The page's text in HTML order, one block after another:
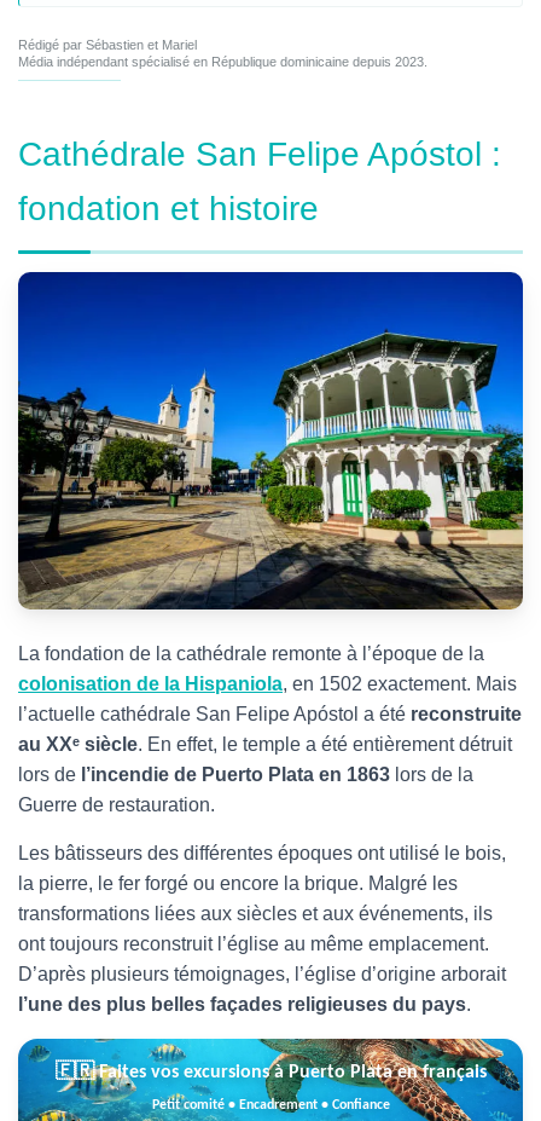
Rédigé par Sébastien et Mariel
Média indépendant spécialisé en République dominicaine depuis 2023.
Cathédrale San Felipe Apóstol :
fondation et histoire
La fondation de la cathédrale remonte à l’époque de la
colonisation de la Hispaniola, en 1502 exactement. Mais
l’actuelle cathédrale San Felipe Apóstol a été reconstruite
au XXᵉ siècle. En effet, le temple a été entièrement détruit
lors de l’incendie de Puerto Plata en 1863 lors de la
Guerre de restauration.
Les bâtisseurs des différentes époques ont utilisé le bois,
la pierre, le fer forgé ou encore la brique. Malgré les
transformations liées aux siècles et aux événements, ils
ont toujours reconstruit l’église au même emplacement.
D’après plusieurs témoignages, l’église d’origine arborait
l’une des plus belles façades religieuses du pays.
🇫🇷 Faites vos excursions à Puerto Plata en français
Petit comité • Encadrement • Confiance